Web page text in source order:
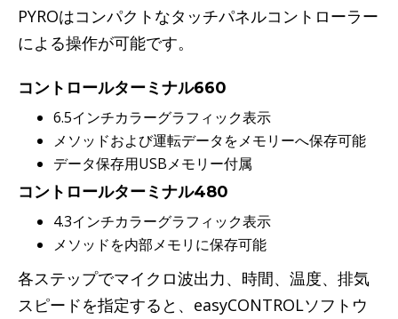
PYROはコンパクトなタッチパネルコントローラー
による操作が可能です。
コントロールターミナル660
6.5インチカラーグラフィック表示
メソッドおよび運転データをメモリーへ保存可能
データ保存用USBメモリー付属
コントロールターミナル480
4.3インチカラーグラフィック表示
メソッドを内部メモリに保存可能
各ステップでマイクロ波出力、時間、温度、排気
スピードを指定すると、easyCONTROLソフトウ